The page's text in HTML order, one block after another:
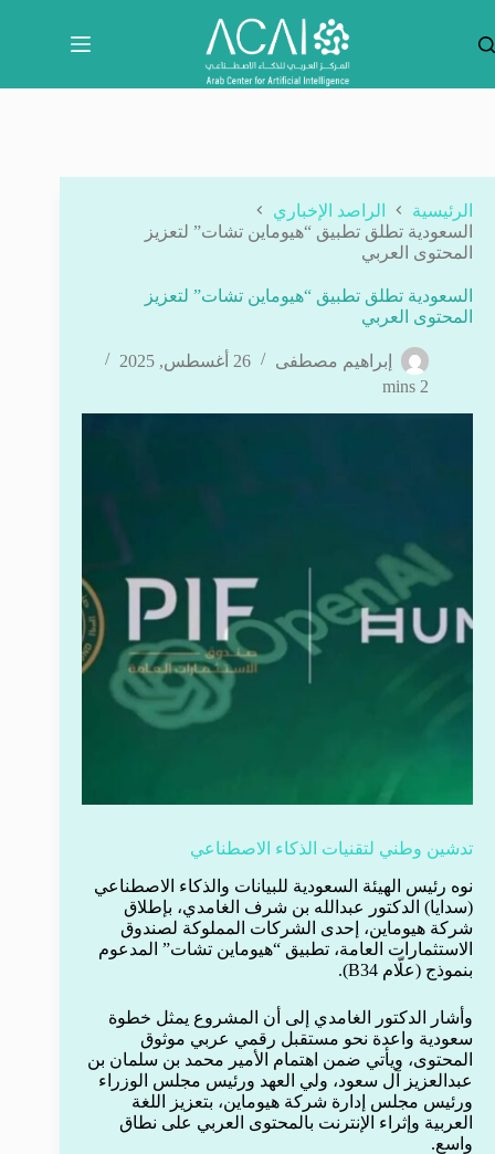
المحتوى
الرئيسية
الراصد الإخباري
السعودية تطلق تطبيق “هيوماين تشات” لتعزيز
المحتوى العربي
السعودية تطلق تطبيق “هيوماين تشات” لتعزيز
المحتوى العربي
إبراهيم مصطفى
26 أغسطس, 2025
2 mins
تدشين وطني لتقنيات الذكاء الاصطناعي
نوه رئيس الهيئة السعودية للبيانات والذكاء الاصطناعي
(سدايا) الدكتور عبدالله بن شرف الغامدي، بإطلاق
شركة هيوماين، إحدى الشركات المملوكة لصندوق
الاستثمارات العامة، تطبيق “هيوماين تشات” المدعوم
بنموذج (علّام B34).
وأشار الدكتور الغامدي إلى أن المشروع يمثل خطوة
سعودية واعدة نحو مستقبل رقمي عربي موثوق
المحتوى، ويأتي ضمن اهتمام الأمير محمد بن سلمان بن
عبدالعزيز آل سعود، ولي العهد ورئيس مجلس الوزراء
ورئيس مجلس إدارة شركة هيوماين، بتعزيز اللغة
العربية وإثراء الإنترنت بالمحتوى العربي على نطاق
واسع.